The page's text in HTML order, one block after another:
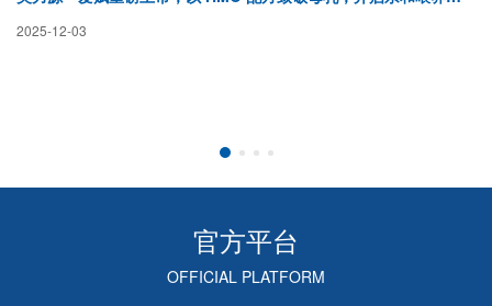
2025-12-03
官方平台
OFFICIAL PLATFORM